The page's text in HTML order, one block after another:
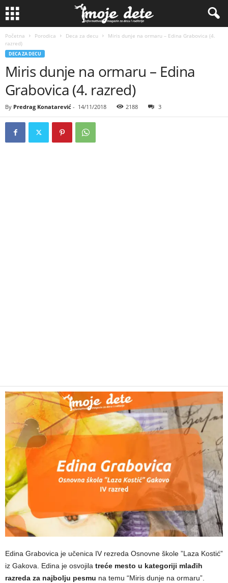
Početna Porodica Deca za decu
Miris dunje na ormaru – Edina Grabovica (4.
razred)
DECA ZA DECU
Miris dunje na ormaru – Edina
Grabovica (4. razred)
By Predrag Konatarević - 14/11/2018 2188 3
Edina Grabovica je učenica IV rezreda Osnovne škole ”Laza Kostić”
iz Gakova. Edina je osvojila treće mesto u kategoriji mlađih
razreda za najbolju pesmu na temu “Miris dunje na ormaru”.